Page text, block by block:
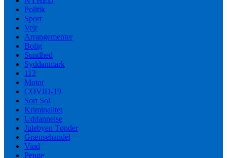
Politik
Sport
Vejr
Arrangementer
Bolig
Sundhed
Syddanmark
112
Motor
COVID-19
Sort Sol
Kriminalitet
Uddannelse
Julebyen Tønder
Grænsehandel
Vind
Penge